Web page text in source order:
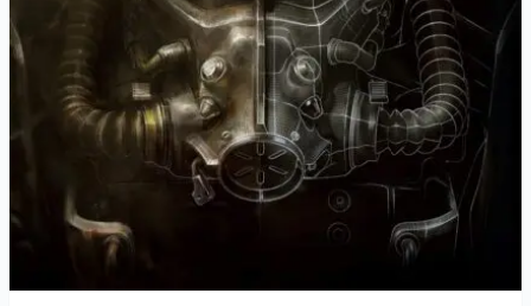
マンガ
女性向け
アプリレビュー
その他